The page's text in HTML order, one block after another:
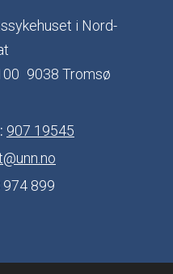
i Nord-
9038 Tromsø
907 19545
974 899